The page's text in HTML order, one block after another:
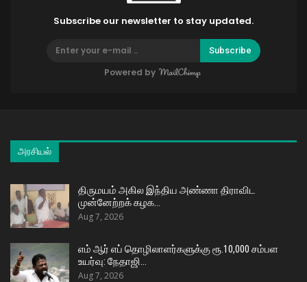
Subscribe our newsletter to stay updated.
Subscribe
Powered by
அரசியல்
திருமயம் அகில இந்திய அண்ணா திராவிட
முன்னேற்றக் கழக…
Aug 7, 2026
எம் ஆர் எப் தொழிலாளர்களுக்கு ரூ.10,000 சம்பள
உயர்வு: நேதாஜி…
Aug 7, 2026